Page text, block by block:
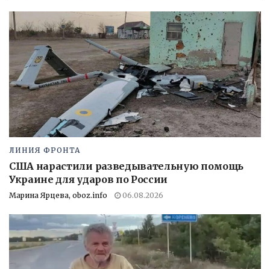
ЛИНИЯ ФРОНТА
США нарастили разведывательную помощь
Украине для ударов по России
Марина Ярцева, oboz.info 06.08.2026